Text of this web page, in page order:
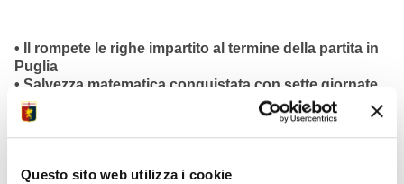
Questo sito web utilizza i cookie
• Il rompete le righe impartito al termine della partita in
Puglia
• Salvezza matematica conquistata con sette giornate
di anticipo
• DDR 35 punti conquistati nei 28 turni sotto sua
gestione tecnica
stagione